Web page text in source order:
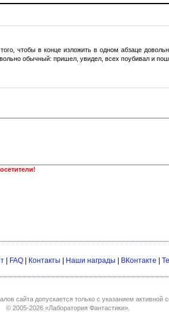
чтобы в конце изложить в одном абзаце
обычный: пришел, увидел, всех поубивал и
FAQ Контакты Наши награды ВКонтакте
сайта допускается только с указанием активной
© 2005-2026 «Лаборатория Фантастики».